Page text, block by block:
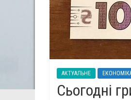
АКТУАЛЬНЕ
Сьогодні